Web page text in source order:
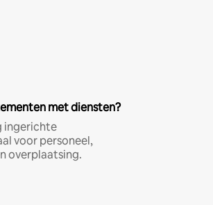
met diensten?
ingerichte
voor personeel,
overplaatsing.